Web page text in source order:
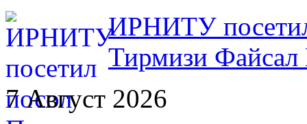
ИРНИТУ
Тирмизи Файсал
7 Август 2026